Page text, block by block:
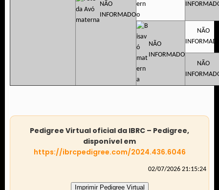
NÃO
INFORMADO
NÃO
INFORMADO
NÃO
NÃO
Pedigree Virtual oficial da IBRC – Pedigree,
disponível em
https://ibrcpedigree.com/2024.436.6046
02/07/2026 21:15:24
Imprimir Pedigree Virtual